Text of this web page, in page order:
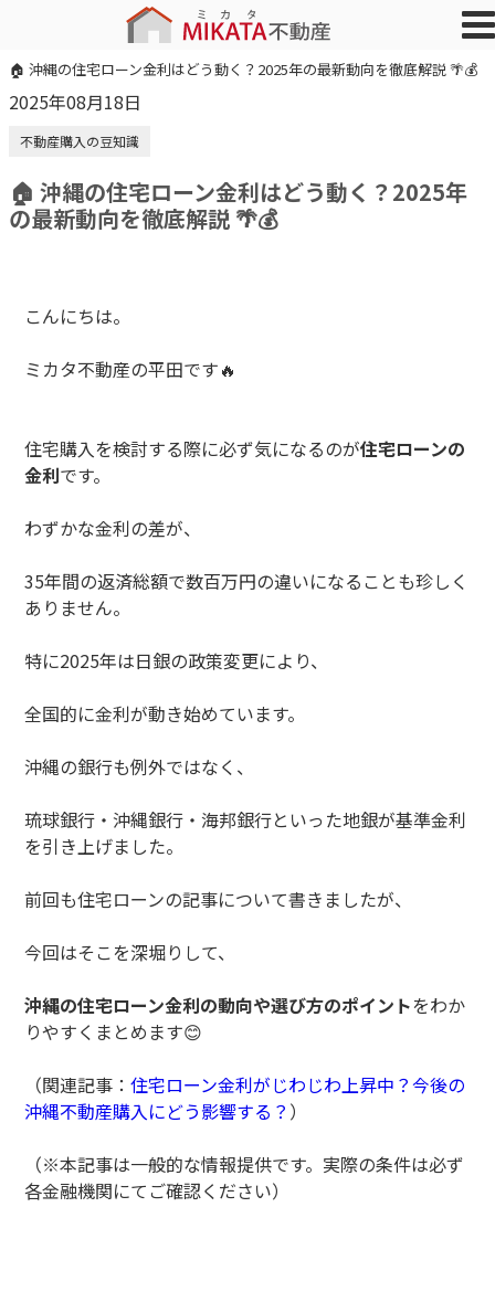
🏠 沖縄の住宅ローン金利はどう動く？2025年の最新動向を徹底解説 🌴💰
2025年08月18日
不動産購入の豆知識
🏠 沖縄の住宅ローン金利はどう動く？2025年
の最新動向を徹底解説 🌴💰
こんにちは。
ミカタ不動産の平田です🔥
住宅購入を検討する際に必ず気になるのが住宅ローンの
金利です。
わずかな金利の差が、
35年間の返済総額で数百万円の違いになることも珍しく
ありません。
特に2025年は日銀の政策変更により、
全国的に金利が動き始めています。
沖縄の銀行も例外ではなく、
琉球銀行・沖縄銀行・海邦銀行といった地銀が基準金利
を引き上げました。
前回も住宅ローンの記事について書きましたが、
今回はそこを深堀りして、
沖縄の住宅ローン金利の動向や選び方のポイントをわか
りやすくまとめます😊
（関連記事：住宅ローン金利がじわじわ上昇中？今後の
沖縄不動産購入にどう影響する？ ）
（※本記事は一般的な情報提供です。実際の条件は必ず
各金融機関にてご確認ください）